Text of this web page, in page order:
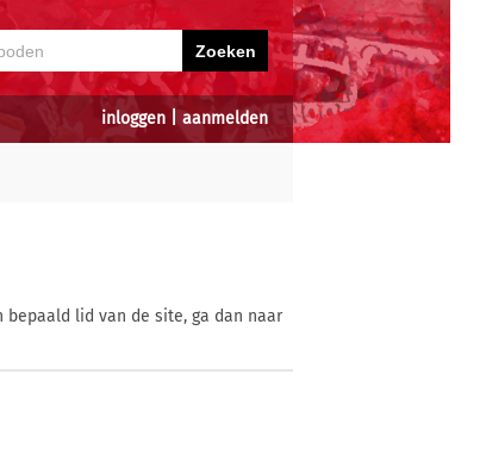
inloggen aanmelden
bepaald lid van de site, ga dan naar